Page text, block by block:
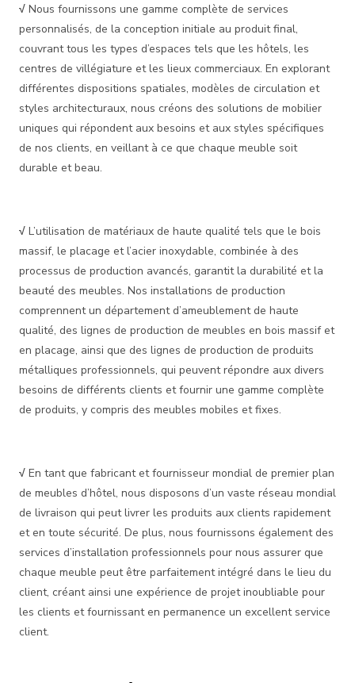
√ Nous fournissons une gamme complète de services
personnalisés, de la conception initiale au produit final,
couvrant tous les types d’espaces tels que les hôtels, les
centres de villégiature et les lieux commerciaux. En explorant
différentes dispositions spatiales, modèles de circulation et
styles architecturaux, nous créons des solutions de mobilier
uniques qui répondent aux besoins et aux styles spécifiques
de nos clients, en veillant à ce que chaque meuble soit
durable et beau.
√ L’utilisation de matériaux de haute qualité tels que le bois
massif, le placage et l’acier inoxydable, combinée à des
processus de production avancés, garantit la durabilité et la
beauté des meubles. Nos installations de production
comprennent un département d’ameublement de haute
qualité, des lignes de production de meubles en bois massif et
en placage, ainsi que des lignes de production de produits
métalliques professionnels, qui peuvent répondre aux divers
besoins de différents clients et fournir une gamme complète
de produits, y compris des meubles mobiles et fixes.
√ En tant que fabricant et fournisseur mondial de premier plan
de meubles d’hôtel, nous disposons d’un vaste réseau mondial
de livraison qui peut livrer les produits aux clients rapidement
et en toute sécurité. De plus, nous fournissons également des
services d’installation professionnels pour nous assurer que
chaque meuble peut être parfaitement intégré dans le lieu du
client, créant ainsi une expérience de projet inoubliable pour
les clients et fournissant en permanence un excellent service
client.